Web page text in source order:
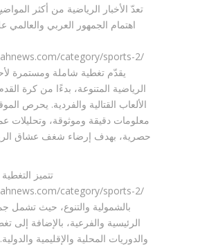
تعدّ الأخبار الرياضية من أكثر
اهتمام الجمهور العربي
category/sports-2/
يقدّم تغطية شاملة ومستمرة
الرياضية المتنوعة، بدءًا من كرة
الألعاب القتالية والفردية. يحرص
معلومات دقيقة وموثوقة، وتحليلات
حصرية، بهدف إرضاء شغف عشاق
تتميز
category/sports-2/
بالشمولية والتنوع، حيث تشمل
الرئيسية والفرعية، بالإضافة إلى
والدوريات المحلية والإقليمية